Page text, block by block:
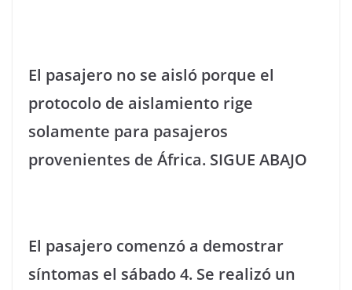
El pasajero no se aisló porque el
protocolo de aislamiento rige
solamente para pasajeros
provenientes de África. SIGUE ABAJO
El pasajero comenzó a demostrar
síntomas el sábado 4. Se realizó un